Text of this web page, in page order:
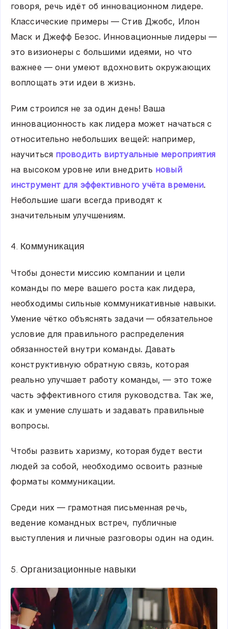
говоря, речь идёт об инновационном лидере.
Классические примеры — Стив Джобс, Илон
Маск и Джефф Безос. Инновационные лидеры —
это визионеры с большими идеями, но что
важнее — они умеют вдохновить окружающих
воплощать эти идеи в жизнь.
Рим строился не за один день! Ваша
инновационность как лидера может начаться с
относительно небольших вещей: например,
научиться проводить виртуальные мероприятия
на высоком уровне или внедрить новый
инструмент для эффективного учёта времени.
Небольшие шаги всегда приводят к
значительным улучшениям.
4. Коммуникация
Чтобы донести миссию компании и цели
команды по мере вашего роста как лидера,
необходимы сильные коммуникативные навыки.
Умение чётко объяснять задачи — обязательное
условие для правильного распределения
обязанностей внутри команды. Давать
конструктивную обратную связь, которая
реально улучшает работу команды, — это тоже
часть эффективного стиля руководства. Так же,
как и умение слушать и задавать правильные
вопросы.
Чтобы развить харизму, которая будет вести
людей за собой, необходимо освоить разные
форматы коммуникации.
Среди них — грамотная письменная речь,
ведение командных встреч, публичные
выступления и личные разговоры один на один.
5. Организационные навыки